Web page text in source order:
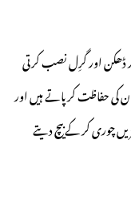
ڈھکن اور گرِل نصب کرتی
حفاظت کر پاتے ہیں اور
چوری کر کے بیچ دیتے